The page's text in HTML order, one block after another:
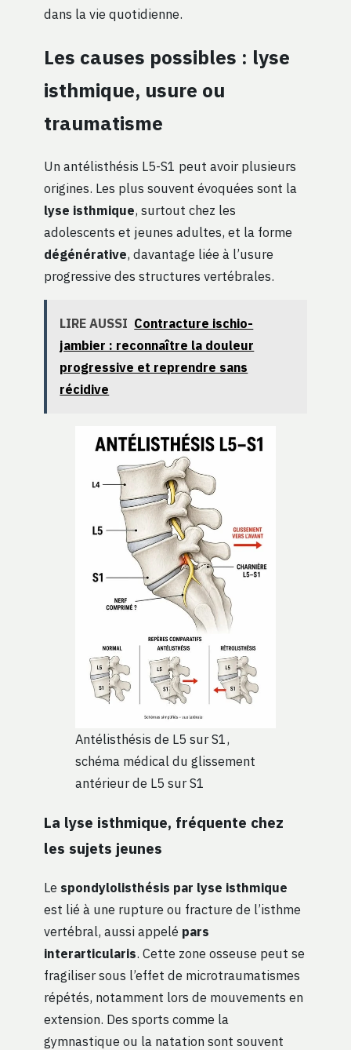
dans la vie quotidienne.
Les causes possibles : lyse
isthmique, usure ou
traumatisme
Un antélisthésis L5-S1 peut avoir plusieurs
origines. Les plus souvent évoquées sont la
lyse isthmique, surtout chez les
adolescents et jeunes adultes, et la forme
dégénérative, davantage liée à l’usure
progressive des structures vertébrales.
LIRE AUSSI Contracture ischio-
jambier : reconnaître la douleur
progressive et reprendre sans
récidive
Antélisthésis de L5 sur S1,
schéma médical du glissement
antérieur de L5 sur S1
La lyse isthmique, fréquente chez
les sujets jeunes
Le spondylolisthésis par lyse isthmique
est lié à une rupture ou fracture de l’isthme
vertébral, aussi appelé pars
interarticularis. Cette zone osseuse peut se
fragiliser sous l’effet de microtraumatismes
répétés, notamment lors de mouvements en
extension. Des sports comme la
gymnastique ou la natation sont souvent